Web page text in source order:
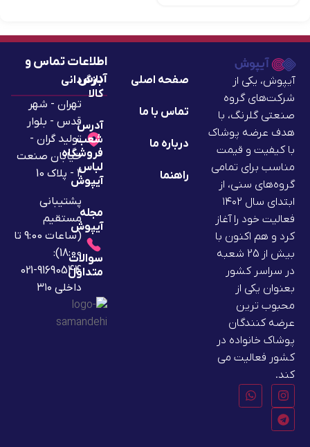
آیپوش، یکی از
شرکت‌های گروه
صنعتی گلرنگ، با
هدف عرضه پوشاک
با کیفیت و قیمت
مناسب برای تمامی
گروه‌های سنی، از
ابتدای سال ۱۴۰۲
فعالیت خود را آغاز
کرد و هم اکنون با
بیش از 25 شعبه
در سراسر کشور
بعنوان یکی از
محبوب ترین
عرضه کنندگان
پوشاک خانواده در
کشور فعالیت می
کند.
صفحه اصلی
تماس با ما
درباره ما
راهنما
بازگردانی
کالا
آدرس
شعب
فروشگاه
لباس
آیپوش
مجله
آیپوش
سوالات
متداول
تهران - شهر
قدس - بلوار
تولید گران -
خیابان صنعت
2 - پلاک 10
پشتیبانی
مستقیم
(ساعات 9:00 تا
18:00):
91690544-021
داخلی ۳۱۰
اطلاعات تماس و
آدرس